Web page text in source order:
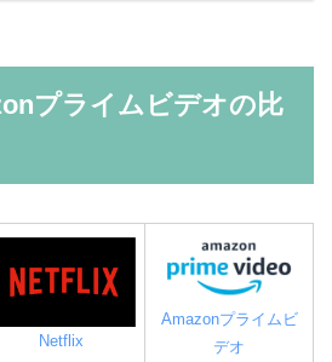
プライムビデオの比
Netflix
Amazonプライムビ
デオ